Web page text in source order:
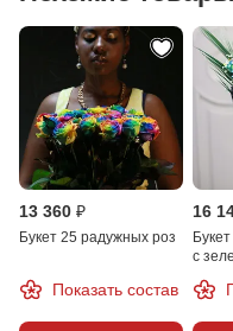
13 360 ₽
Букет 25 радужных роз
Показать состав
16
с